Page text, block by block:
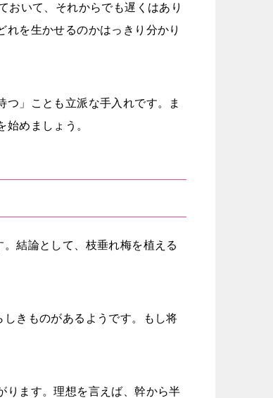
おいて、それからでも遅くはあり
れを生かせるのかはっきり分かり
つ」ことも立派な手入れです。ま
めましょう。
結論として、枝垂れ梅を植える
きものがあるようです。もし将
ります。理想を言えば、幹から半